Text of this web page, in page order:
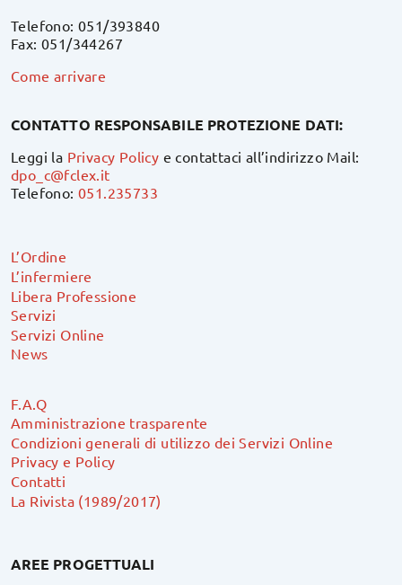
Telefono: 051/393840
Fax: 051/344267
Come arrivare
CONTATTO RESPONSABILE PROTEZIONE DATI:
Leggi la Privacy Policy e contattaci all’indirizzo Mail:
dpo_c@fclex.it
Telefono:051.235733
L’Ordine
L’infermiere
Libera Professione
Servizi
Servizi Online
News
F.A.Q
Amministrazione trasparente
Condizioni generali di utilizzo dei Servizi Online
Privacy e Policy
Contatti
La Rivista (1989/2017)
AREE PROGETTUALI